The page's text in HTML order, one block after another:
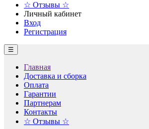
☆ Отзывы ☆
Личный кабинет
Вход
Регистрация
☰
Главная
Доставка и сборка
Оплата
Гарантии
Партнерам
Контакты
☆ Отзывы ☆